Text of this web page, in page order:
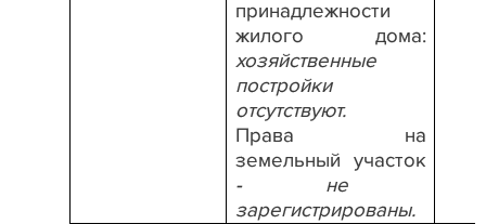
принадлежности
жилого дома:
хозяйственные
постройки
отсутствуют.
Права на
земельный участок
- не
зарегистрированы.